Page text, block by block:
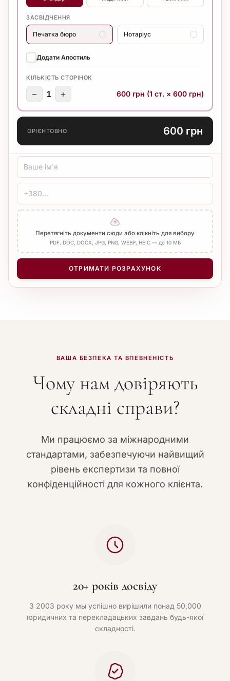
ЗАСВІДЧЕННЯ
Печатка бюро Нотаріус
Додати Апостиль
КІЛЬКІСТЬ СТОРІНОК
− 1 + 600 грн (1 ст. × 600 грн)
ОРІЄНТОВНО 600 грн
Перетягніть документи сюди або клікніть для вибору
PDF, DOC, DOCX, JPG, PNG, WEBP, HEIC — до 10 МБ
ОТРИМАТИ РОЗРАХУНОК
ВАША БЕЗПЕКА ТА ВПЕВНЕНІСТЬ
Чому нам довіряють
складні справи?
Ми працюємо за міжнародними
стандартами, забезпечуючи найвищий
рівень експертизи та повної
конфіденційності для кожного клієнта.
20+ років досвіду
З 2003 року мы успішно вирішили понад 50,000
юридичних та перекладацьких завдань будь-якої
складності.